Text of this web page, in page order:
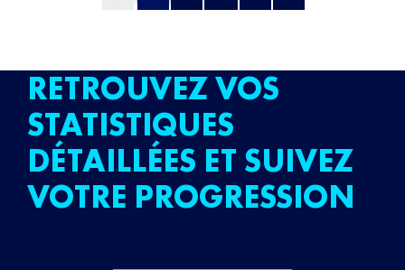
RETROUVEZ VOS
STATISTIQUES
DÉTAILLÉES ET SUIVEZ
VOTRE PROGRESSION